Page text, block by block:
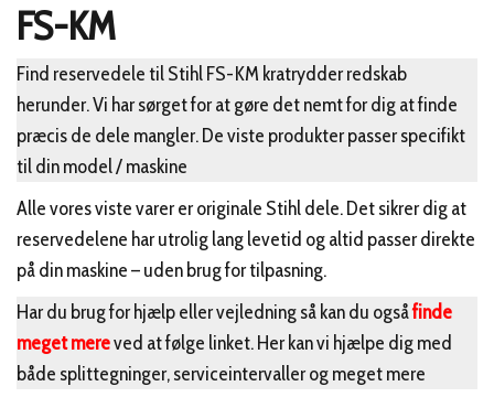
FS-KM
Find reservedele til Stihl FS-KM kratrydder redskab
herunder. Vi har sørget for at gøre det nemt for dig at finde
præcis de dele mangler. De viste produkter passer specifikt
til din model / maskine
Alle vores viste varer er originale Stihl dele. Det sikrer dig at
reservedelene har utrolig lang levetid og altid passer direkte
på din maskine – uden brug for tilpasning.
Har du brug for hjælp eller vejledning så kan du ogsåfinde
meget mereved at følge linket. Her kan vi hjælpe dig med
både splittegninger, serviceintervaller og meget mere